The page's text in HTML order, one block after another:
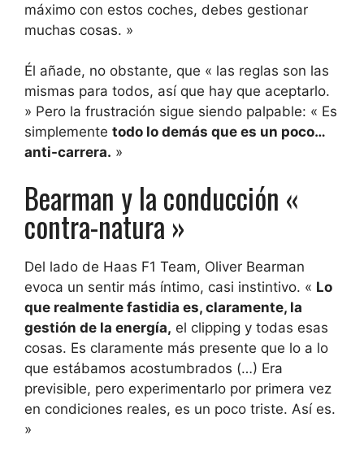
máximo con estos coches, debes gestionar
muchas cosas. »
Él añade, no obstante, que « las reglas son las
mismas para todos, así que hay que aceptarlo.
» Pero la frustración sigue siendo palpable: « Es
simplemente todo lo demás que es un poco…
anti-carrera. »
Bearman y la conducción «
contra-natura »
Del lado de Haas F1 Team, Oliver Bearman
evoca un sentir más íntimo, casi instintivo. « Lo
que realmente fastidia es, claramente, la
gestión de la energía, el clipping y todas esas
cosas. Es claramente más presente que lo a lo
que estábamos acostumbrados (…) Era
previsible, pero experimentarlo por primera vez
en condiciones reales, es un poco triste. Así es.
»